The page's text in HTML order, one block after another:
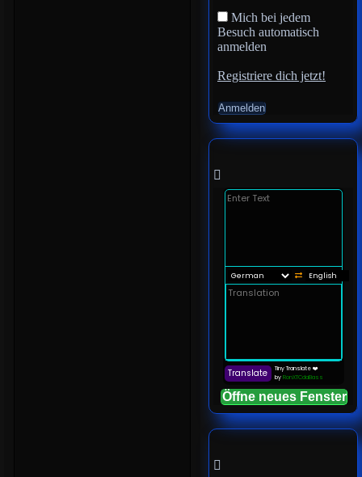
Mich bei jedem
Besuch automatisch
anmelden
Registriere dich jetzt!
Öffne neues Fenster